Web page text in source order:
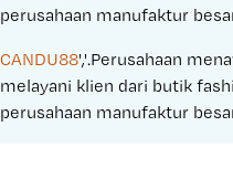
e
P
i
c
e
perusahaan manufaktur
CANDU88','.Perusahaan
melayani klien dari butik
perusahaan manufaktur